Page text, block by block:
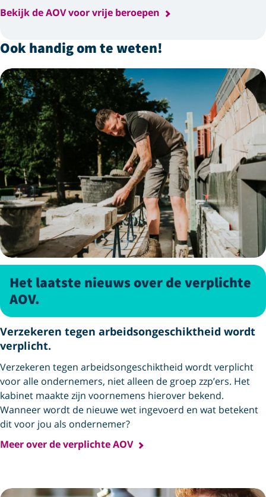
Bekijk de AOV voor vrije beroepen
Ook handig om te weten!
Het laatste nieuws over de verplichte
AOV.
Verzekeren tegen arbeidsongeschiktheid wordt
verplicht.
Verzekeren tegen arbeidsongeschiktheid wordt verplicht
voor alle ondernemers, niet alleen de groep zzp’ers. Het
kabinet maakte zijn voornemens hierover bekend.
Wanneer wordt de nieuwe wet ingevoerd en wat betekent
dit voor jou als ondernemer?
Meer over de verplichte AOV